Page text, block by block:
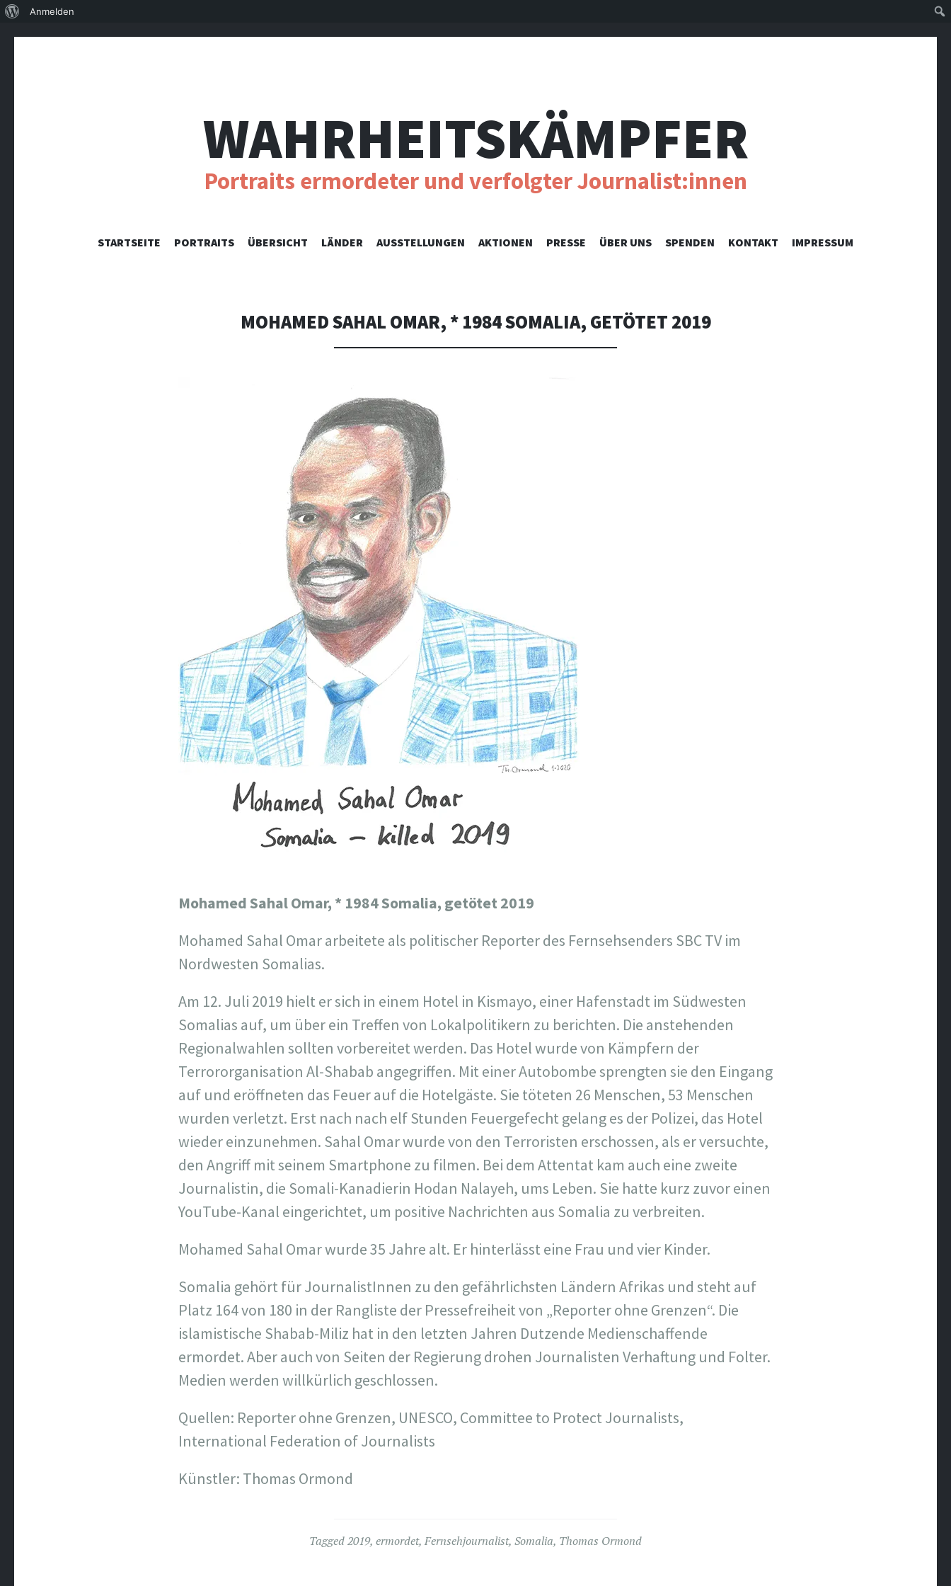
WAHRHEITSKÄMPFER
Portraits ermordeter und verfolgter Journalist:innen
SKIP
STARTSEITE PORTRAITS ÜBERSICHT LÄNDER AUSSTELLUNGEN AKTIONEN PRESSE ÜBER UNS SPENDEN KONTAKT IMPRESSUM
MOHAMED SAHAL OMAR, * 1984 SOMALIA, GETÖTET 2019
Mohamed Sahal Omar, * 1984 Somalia, getötet 2019
Mohamed Sahal Omar arbeitete als politischer Reporter des Fernsehsenders SBC TV im
Nordwesten Somalias.
Am 12. Juli 2019 hielt er sich in einem Hotel in Kismayo, einer Hafenstadt im Südwesten
Somalias auf, um über ein Treffen von Lokalpolitikern zu berichten. Die anstehenden
Regionalwahlen sollten vorbereitet werden. Das Hotel wurde von Kämpfern der
Terrororganisation Al-Shabab angegriffen. Mit einer Autobombe sprengten sie den Eingang
auf und eröffneten das Feuer auf die Hotelgäste. Sie töteten 26 Menschen, 53 Menschen
wurden verletzt. Erst nach nach elf Stunden Feuergefecht gelang es der Polizei, das Hotel
wieder einzunehmen. Sahal Omar wurde von den Terroristen erschossen, als er versuchte,
den Angriff mit seinem Smartphone zu filmen. Bei dem Attentat kam auch eine zweite
Journalistin, die Somali-Kanadierin Hodan Nalayeh, ums Leben. Sie hatte kurz zuvor einen
YouTube-Kanal eingerichtet, um positive Nachrichten aus Somalia zu verbreiten.
Mohamed Sahal Omar wurde 35 Jahre alt. Er hinterlässt eine Frau und vier Kinder.
Somalia gehört für JournalistInnen zu den gefährlichsten Ländern Afrikas und steht auf
Platz 164 von 180 in der Rangliste der Pressefreiheit von „Reporter ohne Grenzen“. Die
islamistische Shabab-Miliz hat in den letzten Jahren Dutzende Medienschaffende
ermordet. Aber auch von Seiten der Regierung drohen Journalisten Verhaftung und Folter.
Medien werden willkürlich geschlossen.
Quellen: Reporter ohne Grenzen, UNESCO, Committee to Protect Journalists,
International Federation of Journalists
Künstler: Thomas Ormond
Tagged2019, ermordet, Fernsehjournalist, Somalia, Thomas Ormond
Über
Anmelden